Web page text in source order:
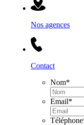
Nos agences
Contact
Nom*
Email*
Téléphone